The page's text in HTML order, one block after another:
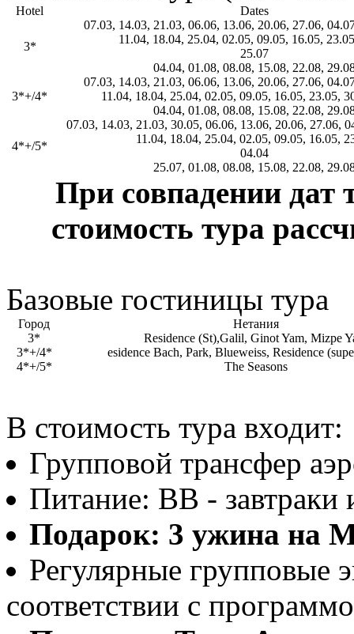
Hotel Dates
3*
07.03, 14.03, 21.03, 06.06, 13.06, 20.06, 27.06,
11.04, 18.04, 25.04, 02.05, 09.05, 16.05,
25.07
04.04, 01.08, 08.08, 15.08, 22.08,
3*+/4*
07.03, 14.03, 21.03, 06.06, 13.06, 20.06, 27.06,
11.04, 18.04, 25.04, 02.05, 09.05, 16.05, 23.05,
04.04, 01.08, 08.08, 15.08, 22.08,
4*+/5*
07.03, 14.03, 21.03, 30.05, 06.06, 13.06, 20.06, 27.06,
11.04, 18.04, 25.04, 02.05, 09.05, 16.05,
04.04
25.07, 01.08, 08.08, 15.08, 22.08,
При совпадении дат
стоимость тура
Базовые гостиницы тура
Город
Нетания
3*
Residence (St),Galil, Ginot Yam, Mizpe
3*+/4*
esidence Bach, Park, Blueweiss, Residence
4*+/5*
The Seasons
В стоимость тура входит:
Групповой трансфер
Питание: ВВ -
Подарок: 3 ужина
Регулярные групповые
соответствии с